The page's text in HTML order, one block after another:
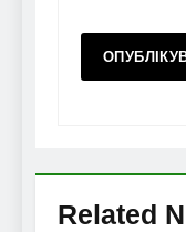
Related